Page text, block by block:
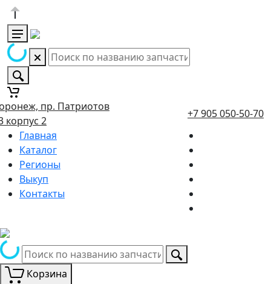
пр. Патриотов
корпус 2
+7 905 050-50-70
Главная
Каталог
Регионы
Выкуп
Контакты
Корзина